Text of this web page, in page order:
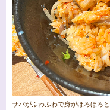
サバがふわふわで身がほろほろ